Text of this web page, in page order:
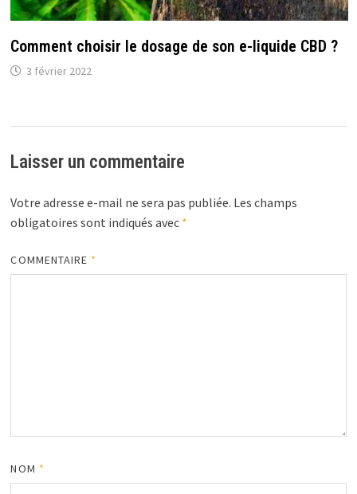
Comment choisir le dosage de son e-liquide CBD ?
3 février 2022
Laisser un commentaire
Votre adresse e-mail ne sera pas publiée. Les champs
obligatoires sont indiqués avec *
COMMENTAIRE *
NOM *